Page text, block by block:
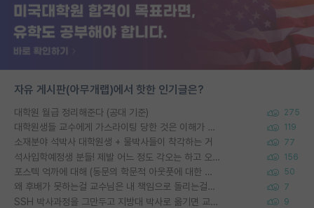
자유 게시판(아무개랩)에서 핫한 인기글은?
대학원 월급 정리해준다 (공대 기준) 275
대학원생들 교수에게 가스라이팅 당한 것은 이해가 갑니다. 안타깝네요. 119
소재분야 석박사 대학원생 + 물박사들이 착각하는 거 77
석사입학예정생 분들! 제발 어느 정도 각오는 하고 오세요. 156
포스텍 억까에 대해 (동문의 학문적 아웃풋에 대한 반박) 50
왜 후배가 못하는걸 교수님은 내 책임으로 돌리는걸까요? 7
SSH 박사과정을 그만두고 지방대 박사로 옮기면 교수의 꿈은 끝일까요? 9